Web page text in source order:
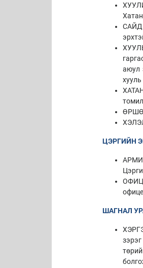
САЙД
аюул
ЦЭРГИЙН
ШАГНАЛ